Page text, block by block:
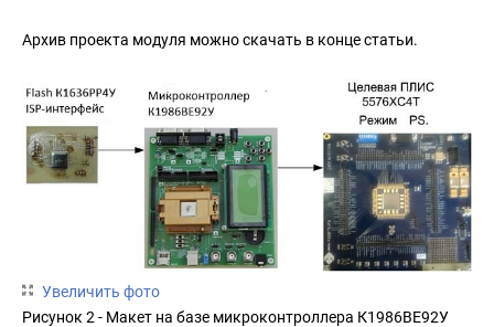
Архив проекта модуля можно скачать в конце статьи.
Увеличить фото
Рисунок 2 - Макет на базе микроконтроллера К1986ВЕ92У